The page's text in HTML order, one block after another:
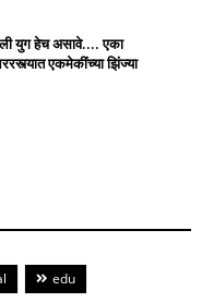
युग हेच असावे.... एका
एकमेकींच्या झिंज्या
edu